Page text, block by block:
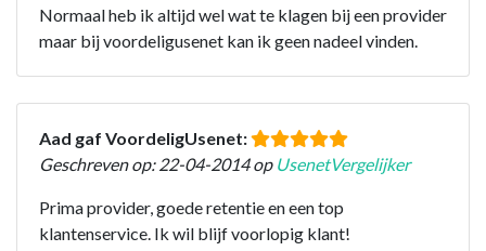
Normaal heb ik altijd wel wat te klagen bij een provider
maar bij voordeligusenet kan ik geen nadeel vinden.
Aad gaf VoordeligUsenet:
Geschreven op: 22-04-2014 op UsenetVergelijker
Prima provider, goede retentie en een top
klantenservice. Ik wil blijf voorlopig klant!